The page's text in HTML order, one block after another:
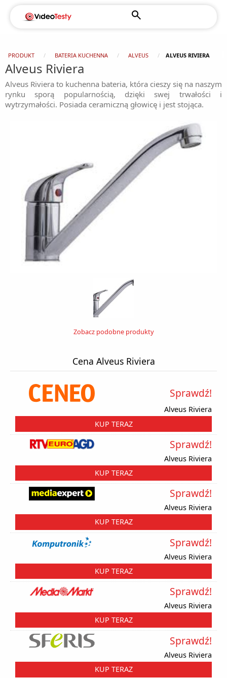
PRODUKT BATERIA KUCHENNA ALVEUS ALVEUS RIVIERA
Alveus Riviera
Alveus Riviera to kuchenna bateria, która cieszy się na naszym
rynku sporą popularnością, dzięki swej trwałości i
wytrzymałości. Posiada ceramiczną głowicę i jest stojąca.
Zobacz podobne produkty
Cena Alveus Riviera
Alveus Riviera
Sprawdź!
KUP TERAZ
Alveus Riviera
Sprawdź!
KUP TERAZ
Alveus Riviera
Sprawdź!
KUP TERAZ
Alveus Riviera
Sprawdź!
KUP TERAZ
Alveus Riviera
Sprawdź!
KUP TERAZ
Alveus Riviera
Sprawdź!
KUP TERAZ